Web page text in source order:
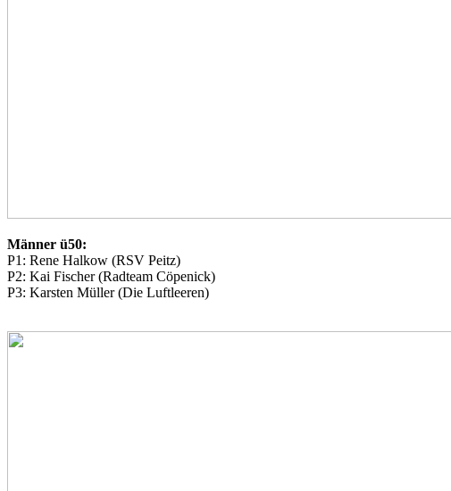
Männer ü50:
P1: Rene Halkow (RSV Peitz)
P2: Kai Fischer (Radteam Cöpenick)
P3: Karsten Müller (Die Luftleeren)